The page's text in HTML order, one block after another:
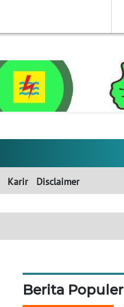
Karir Disclaimer
Berita Populer